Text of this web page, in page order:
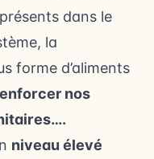
dans le
la
forme d’aliments
nos
niveau élevé